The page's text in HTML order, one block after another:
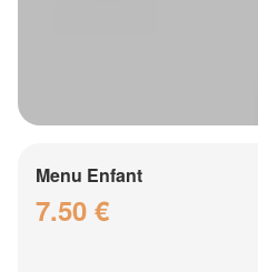
Menu Enfant
7.50 €